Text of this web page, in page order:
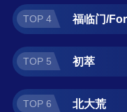
TOP 4 福临门/
TOP 5 初萃
TOP 6 北大荒